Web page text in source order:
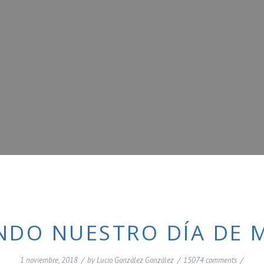
NUESTRO DÍA DE
1 noviembre, 2018 / byLucio González González / 15074 comments /